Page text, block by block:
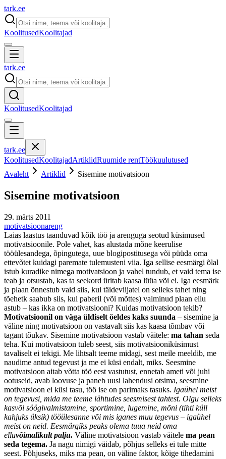
tark.ee
KoolitusedKoolitajad
tark.ee
KoolitusedKoolitajad
tark.ee
KoolitusedKoolitajadArtiklidRuumide rentTöökuulutused
Avaleht
Artiklid Sisemine motivatsioon
Sisemine motivatsioon
29. märts 2011
motivatsioonareng
Laias laastus taanduvad kõik töö ja arenguga seotud küsimused
motivatsioonile. Pole vahet, kas alustada mõne keerulise
tööülesandega, õpingutega, uue blogipostitusega või püüda oma
ettevõtet kuidagi paremate tulemusteni viia. Iga sellise eesmärgi õlal
istub kuradike nimega motivatsioon ja vahel tundub, et vaid tema ise
teab ja otsustab, kas ta seekord üritab kaasa lüüa või ei. Iga eesmärk
ja plaan õnnestub vaid siis, kui täideviijatel on selleks tahet ning
tõehetk saabub siis, kui paberil (või mõttes) valminud plaan ellu
astub – kas ikka on motivatsiooni? Kuidas motivatsioon tekib?
Motivatsioonil on väga üldiselt öeldes kaks suunda – sisemine ja
väline ning motivatsioon on vastavalt siis kas kaasa tõmbav või
tagant tõukav. Sisemine motivatsioon vastab väitele: ma tahan seda
teha. Kui motivatsioon tuleb seest, siis motivatsiooniküsimust
tavaliselt ei tekigi. Me lihtsalt teeme midagi, sest meile meeldib, me
naudime antud tegevust ja me ei küsi endalt, miks. Seesmine
motivatsioon aitab võtta töö eest vastutust, ennetab ameti või juhi
ootuseid, avab loovuse ja paneb uusi lahendusi otsima, seesmine
motivatsioon ei küsi tasu, töö ise on parimaks tasuks. Igaühel meist
on tegevusi, mida me teeme lähtudes seesmisest tahtest. Olgu selleks
kasvõi söögivalmistamine, sportimine, lugemine, mõni (tihti küll
kahjuks üksik) tööülesanne või mis iganes muu tegevus – igaühel
meist on neid. Eesmärgiks peaks olema tuua neid oma
elluvõimalikult palju. Väline motivatsioon vastab väitele ma pean
seda tegema. Ja nagu nimigi väidab, põhjus selleks ei tule mitte
seest. Põhjuseks, miks ma pean, on väline faktor, kõige tihedamini